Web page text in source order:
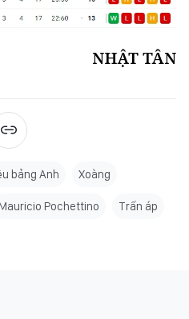
NHẬT TÂN
bảng Anh Xoàng
Mauricio Pochettino Trấn áp